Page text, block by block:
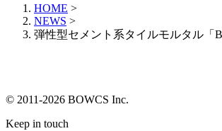
HOME >
NEWS >
弾性型セメント系タイルモルタル「B
© 2011-2026 BOWCS Inc.
Keep in touch